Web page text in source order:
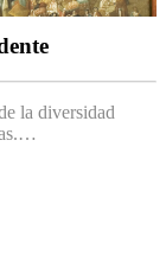
la diversidad